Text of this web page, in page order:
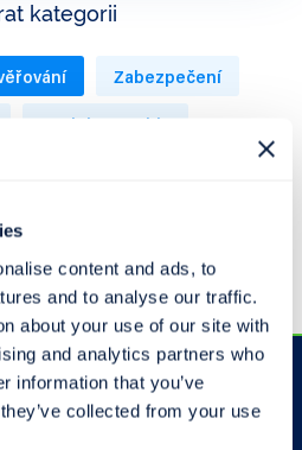
content and ads, to
and to analyse our traffic.
about your use of our site with
and analytics partners who
information that you’ve
collected from your use
kategorii
Zabezpečení
Novinky z Cebia
🎤
novinek